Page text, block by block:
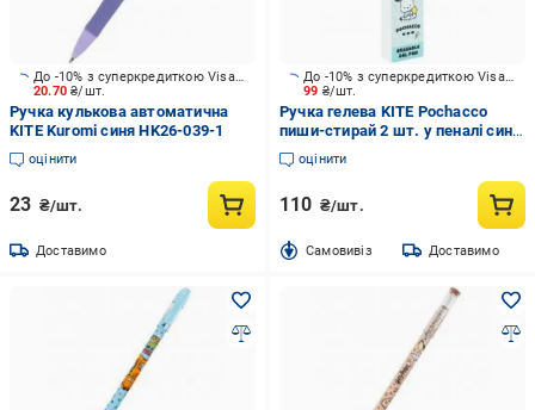
20.70₴/шт.
До -10% з суперкредиткою Visa Вигода
Ручка кулькова автоматична
KITE Kuromi синя HK26-039-1
оцінити
23 ₴/шт.
Доставимо
99 ₴/шт.
До -10% з суперкредиткою Visa Вигода
Ручка гелева KITE Pochacco
пиши-стирай 2 шт. у пеналі синя
PC26-069
оцінити
110 ₴/шт.
Cамовивіз Доставимо